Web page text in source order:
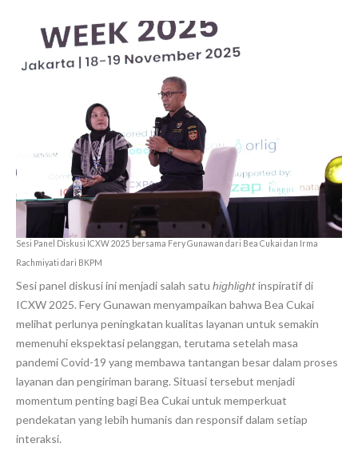
Sesi Panel Diskusi ICXW 2025 bersama Fery Gunawan dari Bea Cukai dan Irma
Rachmiyati dari BKPM
Sesi panel diskusi ini menjadi salah satu highlightinspiratif di
ICXW 2025. Fery Gunawan menyampaikan bahwa Bea Cukai
melihat perlunya peningkatan kualitas layanan untuk semakin
memenuhi ekspektasi pelanggan, terutama setelah masa
pandemi Covid-19 yang membawa tantangan besar dalam proses
layanan dan pengiriman barang. Situasi tersebut menjadi
momentum penting bagi Bea Cukai untuk memperkuat
pendekatan yang lebih humanis dan responsif dalam setiap
interaksi.